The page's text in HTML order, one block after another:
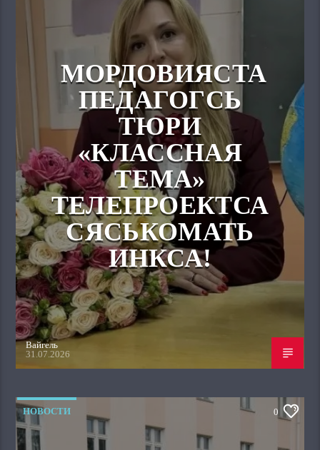
МОРДОВИЯСТА
ПЕДАГОГСЬ
ТЮРИ
«КЛАССНАЯ
ТЕМА»
ТЕЛЕПРОЕКТСА
СЯСЬКОМАТЬ
ИНКСА!
Вайгель
31.07.2026
НОВОСТИ 0